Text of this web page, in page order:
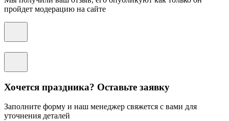
пройдет модерацию на сайте
Хочется праздника? Оставьте заявку
Заполните форму и наш менеджер свяжется с вами для
уточнения деталей